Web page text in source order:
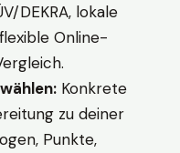
DEKRA, lokale
Online-
Konkrete
zu deiner
Punkte,